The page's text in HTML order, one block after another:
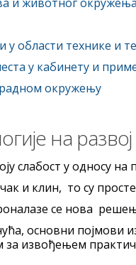
области технике и
у кабинету и
окружењу
на
слабост у односу
и клин, то су
се нова
основни појмови
извођењем